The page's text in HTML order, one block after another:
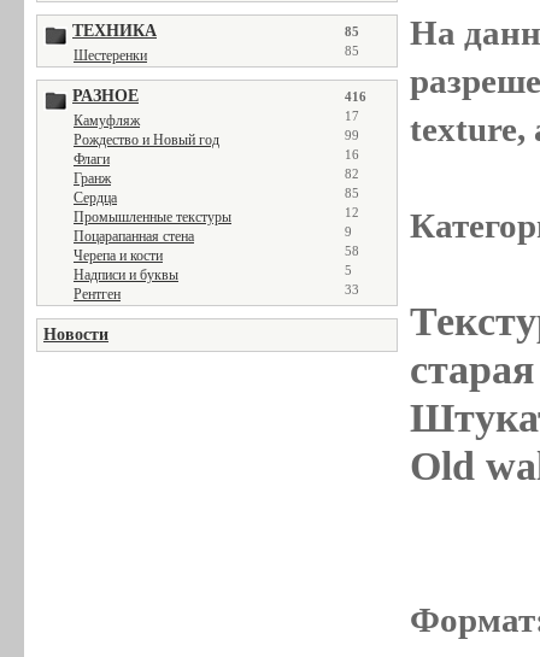
ТЕХНИКА 85
Шестеренки 85
РАЗНОЕ 416
Камуфляж 17
Рождество и Новый год 99
Флаги 16
Гранж 82
Сердца 85
Промышленные текстуры 12
Поцарапанная стена 9
Черепа и кости 58
Надписи и буквы 5
Рентген 33
Новости
На
texture,
Old